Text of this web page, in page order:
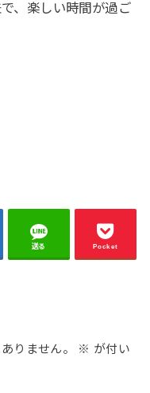
、楽しい時間が過ご
送る Pocket
りません。 ※ が付い